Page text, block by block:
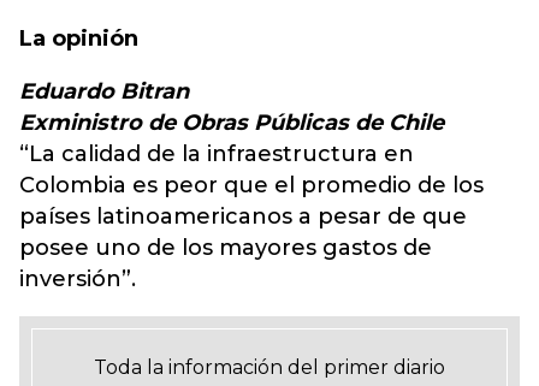
La opinión
Eduardo Bitran
Exministro de Obras Públicas de Chile
“La calidad de la infraestructura en
Colombia es peor que el promedio de los
países latinoamericanos a pesar de que
posee uno de los mayores gastos de
inversión”.
Toda la información del primer diario